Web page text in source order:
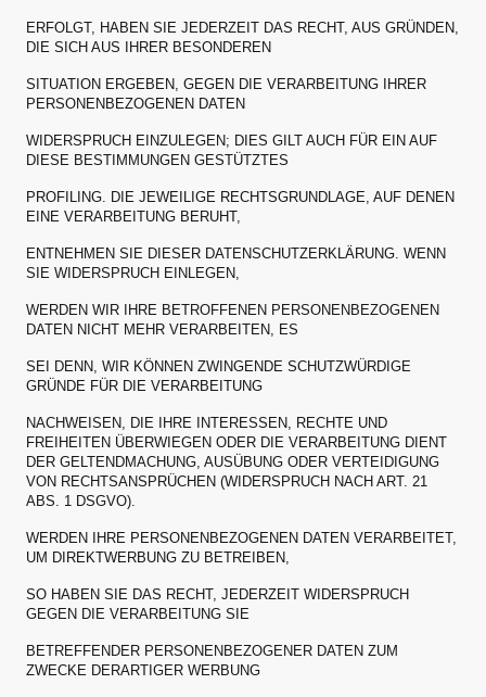
ERFOLGT, HABEN SIE JEDERZEIT DAS RECHT, AUS GRÜNDEN,
DIE SICH AUS IHRER BESONDEREN
SITUATION ERGEBEN, GEGEN DIE VERARBEITUNG IHRER
PERSONENBEZOGENEN DATEN
WIDERSPRUCH EINZULEGEN; DIES GILT AUCH FÜR EIN AUF
DIESE BESTIMMUNGEN GESTÜTZTES
PROFILING. DIE JEWEILIGE RECHTSGRUNDLAGE, AUF DENEN
EINE VERARBEITUNG BERUHT,
ENTNEHMEN SIE DIESER DATENSCHUTZERKLÄRUNG. WENN
SIE WIDERSPRUCH EINLEGEN,
WERDEN WIR IHRE BETROFFENEN PERSONENBEZOGENEN
DATEN NICHT MEHR VERARBEITEN, ES
SEI DENN, WIR KÖNNEN ZWINGENDE SCHUTZWÜRDIGE
GRÜNDE FÜR DIE VERARBEITUNG
NACHWEISEN, DIE IHRE INTERESSEN, RECHTE UND
FREIHEITEN ÜBERWIEGEN ODER DIE VERARBEITUNG DIENT
DER GELTENDMACHUNG, AUSÜBUNG ODER VERTEIDIGUNG
VON RECHTSANSPRÜCHEN (WIDERSPRUCH NACH ART. 21
ABS. 1 DSGVO).
WERDEN IHRE PERSONENBEZOGENEN DATEN VERARBEITET,
UM DIREKTWERBUNG ZU BETREIBEN,
SO HABEN SIE DAS RECHT, JEDERZEIT WIDERSPRUCH
GEGEN DIE VERARBEITUNG SIE
BETREFFENDER PERSONENBEZOGENER DATEN ZUM
ZWECKE DERARTIGER WERBUNG